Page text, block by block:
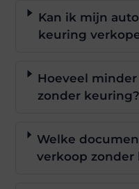
Kan ik mijn
keuring
Hoeveel
zonder keuring?
Welke
verkoop zonder